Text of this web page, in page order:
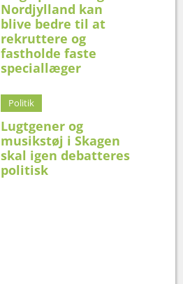
Nordjylland kan
blive bedre til at
rekruttere og
fastholde faste
speciallæger
Politik
Lugtgener og
musikstøj i Skagen
skal igen debatteres
politisk